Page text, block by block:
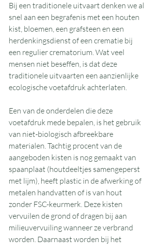
Bij een traditionele uitvaart denken we al
snel aan een begrafenis met een houten
kist, bloemen, een grafsteen en een
herdenkingsdienst of een crematie bij
een regulier crematorium. Wat veel
mensen niet beseffen, is dat deze
traditionele uitvaarten een aanzienlijke
ecologische voetafdruk achterlaten.
Een van de onderdelen die deze
voetafdruk mede bepalen, is het gebruik
van niet-biologisch afbreekbare
materialen. Tachtig procent van de
aangeboden kisten is nog gemaakt van
spaanplaat (houtdeeltjes samengeperst
met lijm), heeft plastic in de afwerking of
metalen handvatten of is van hout
zonder FSC-keurmerk. Deze kisten
vervuilen de grond of dragen bij aan
milieuvervuiling wanneer ze verbrand
worden. Daarnaast worden bij het